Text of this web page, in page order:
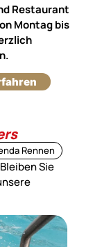
Restaurant
Montag bis
Rennen
Sie